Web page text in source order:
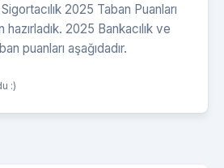
2025 Taban Puanları
2025 Bankacılık ve
puanları aşağıdadır.
:)